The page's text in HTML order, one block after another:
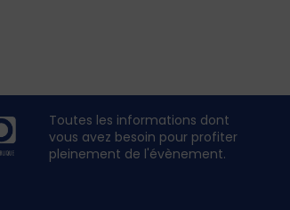
Toutes les informations dont
vous avez besoin pour profiter
pleinement de l'évènement.